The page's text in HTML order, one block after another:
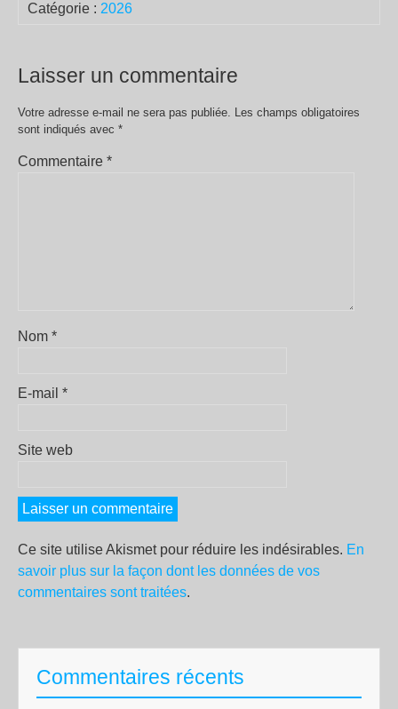
Catégorie : 2026
Laisser un commentaire
Votre adresse e-mail ne sera pas publiée. Les champs obligatoires
sont indiqués avec *
Commentaire *
Nom *
E-mail *
Site web
Ce site utilise Akismet pour réduire les indésirables. En
savoir plus sur la façon dont les données de vos
commentaires sont traitées.
Commentaires récents